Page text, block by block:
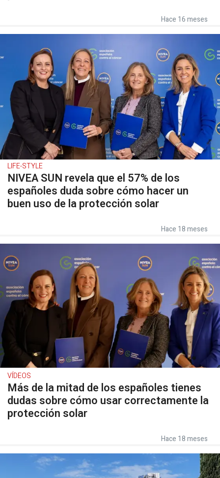
Hace 16 meses
LIFE-STYLE
NIVEA SUN revela que el 57% de los
españoles duda sobre cómo hacer un
buen uso de la protección solar
Hace 18 meses
VÍDEOS
Más de la mitad de los españoles tienes
dudas sobre cómo usar correctamente la
protección solar
Hace 18 meses